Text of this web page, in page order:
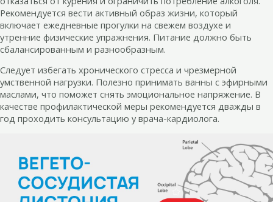
Рекомендуется вести активный образ жизни, который
включает ежедневные прогулки на свежем воздухе и
утренние физические упражнения. Питание должно быть
сбалансированным и разнообразным.
Следует избегать хронического стресса и чрезмерной
умственной нагрузки. Полезно принимать ванны с эфирными
маслами, что поможет снять эмоциональное напряжение. В
качестве профилактической меры рекомендуется дважды в
год проходить консультацию у врача-кардиолога.